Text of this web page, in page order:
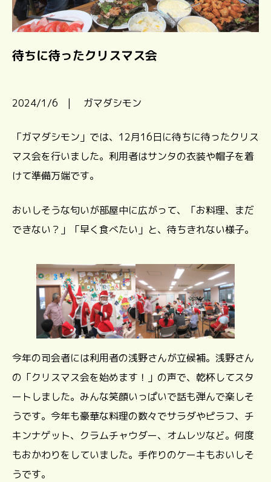
待ちに待ったクリスマス会
2024/1/6 | ガマダシモン
「ガマダシモン」では、12月16日に待ちに待ったクリス
マス会を行いました。利用者はサンタの衣装や帽子を着
けて準備万端です。
おいしそうな匂いが部屋中に広がって、「お料理、まだ
できない？」「早く食べたい」と、待ちきれない様子。
今年の司会者には利用者の浅野さんが立候補。浅野さん
の「クリスマス会を始めます！」の声で、乾杯してスタ
ートしました。みんな笑顔いっぱいで話も弾んで楽しそ
うです。今年も豪華な料理の数々でサラダやピラフ、チ
キンナゲット、クラムチャウダー、オムレツなど。何度
もおかわりをしていました。手作りのケーキもおいしそ
うです。